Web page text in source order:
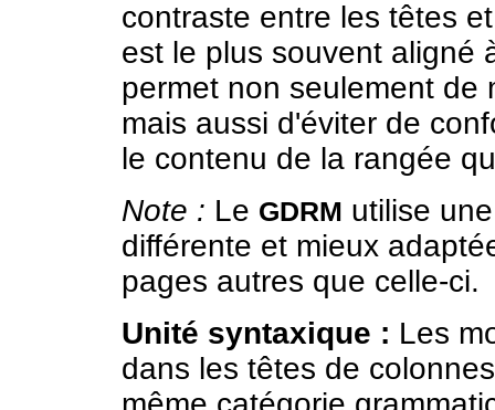
contraste entre les têtes
est le plus souvent aligné
permet non seulement de
mais aussi d'éviter de
le contenu de la rangée
Note : Le GDRM utilise
différente et mieux
pages autres que celle-ci.
Unité syntaxique : Les
dans les têtes de